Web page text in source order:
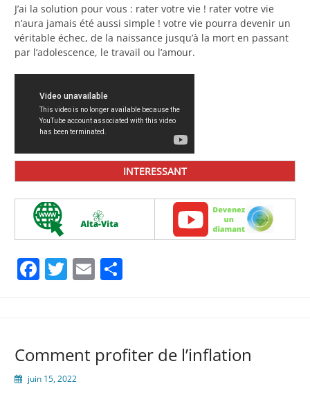
J’ai la solution pour vous : rater votre vie ! rater votre vie
n’aura jamais été aussi simple ! votre vie pourra devenir un
véritable échec, de la naissance jusqu’à la mort en passant
par l’adolescence, le travail ou l’amour.
INTERESSANT
Facebook
Twitter
Email
Comment profiter de l’inflation
juin 15, 2022